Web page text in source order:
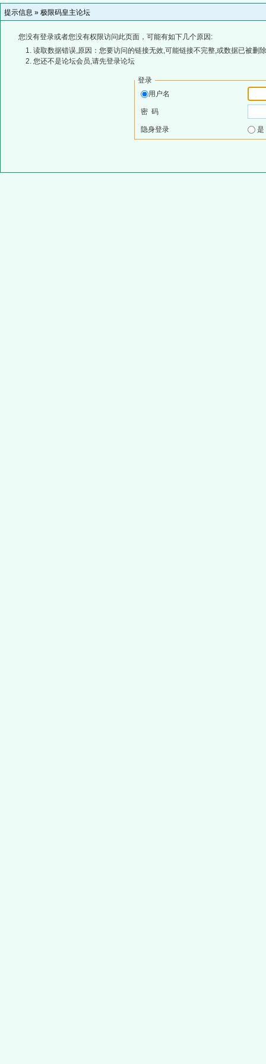
提示信息 » 极限码皇主论坛
您没有登录或者您没有权限访问此页面，可能有如下几个原因:
读取数据错误,原因：您要访问的链接无效,可能链接不完整,或数据已被删
您还不是论坛会员,请先登录论坛
登录
用户名
密 码
隐身登录